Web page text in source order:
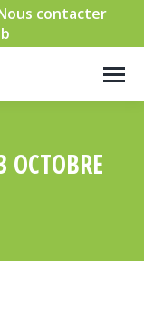
contacter
OCTOBRE